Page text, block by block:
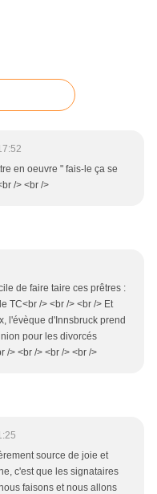
en oeuvre " fais-le ça se
/> <br />
de faire taire ces prêtres :
TC<br /> <br /> <br /> Et
l'évèque d'Innsbruck prend
pour les divorcés
/> <br /> <br /> <br />
source de joie et
c'est que les signataires
faisons et nous allons